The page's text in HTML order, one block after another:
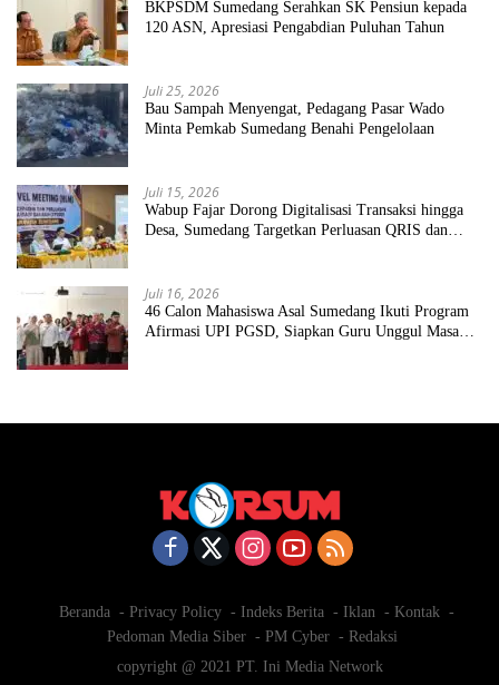
BKPSDM Sumedang Serahkan SK Pensiun kepada
120 ASN, Apresiasi Pengabdian Puluhan Tahun
Juli 25, 2026
Bau Sampah Menyengat, Pedagang Pasar Wado
Minta Pemkab Sumedang Benahi Pengelolaan
Juli 15, 2026
Wabup Fajar Dorong Digitalisasi Transaksi hingga
Desa, Sumedang Targetkan Perluasan QRIS dan
Juli 16, 2026
46 Calon Mahasiswa Asal Sumedang Ikuti Program
Afirmasi UPI PGSD, Siapkan Guru Unggul Masa
Beranda Privacy Policy Indeks Berita Iklan
Kontak
Pedoman Media Siber
PM Cyber
Redaksi
copyright @ 2021 PT. Ini Media Network